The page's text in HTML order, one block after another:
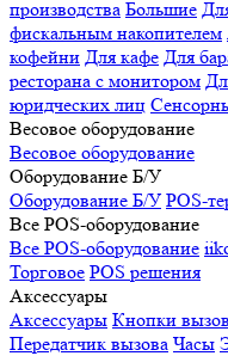
производства Большие
фискальным накопителем
кофейни Для кафе Для
ресторана с монитором
юридческих лиц
Весовое оборудование
Весовое оборудование
Оборудование Б/У
Оборудование Б/У POS-
Все POS-оборудование
Все POS-оборудование
Торговое POS решения
Аксессуары
Аксессуары Кнопки
Передатчик вызова Часы